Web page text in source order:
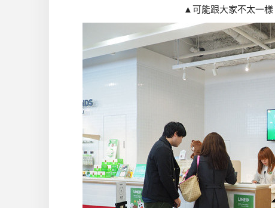
▲可能跟大家不太一樣